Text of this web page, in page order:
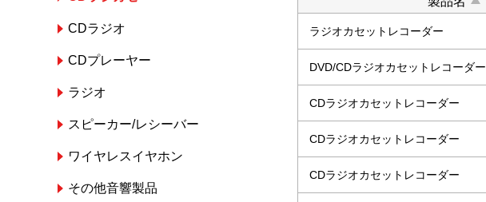
CDラジオ
CDプレーヤー
ラジオ
スピーカー/レシーバー
ワイヤレスイヤホン
その他音響製品
ラジオカセットレコーダー
DVD/CDラジオカセットレコーダー
CDラジオカセットレコーダー
CDラジオカセットレコーダー
CDラジオカセットレコーダー